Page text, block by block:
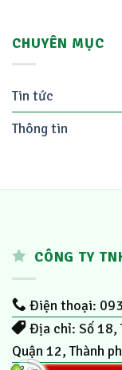
CHUYÊN MỤC
Tin tức
Thông tin
CÔNG TY
Điện thoại:
Địa chỉ: Số 18,
Quận 12, Thành